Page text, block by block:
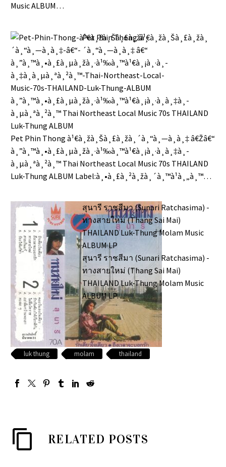
Music ALBUM…
Pet Phin Thong à¹€à¸žà¸Šà¸£à¸žà¸
´à¸“à¸—à¸­à¸‡ â€“
à¸”à¸™à¸•à¸£à¸µà¸žà¸·à¹‰à¸™à¹€à¸¡à¸·à¸­à¸‡à¸­
à¸µà¸ªà¸²à¸™ Thai Northeast Local Music 70s THAILAND
Luk-Thung ALBUM
Pet Phin Thong à¹€à¸žà¸Šà¸£à¸žà¸´à¸“à¸—à¸­à¸‡ â€Žâ€“
à¸”à¸™à¸•à¸£à¸µà¸žà¸·à¹‰à¸™à¹€à¸¡à¸·à¸­à¸‡à¸­
à¸µà¸ªà¸²à¸™ Thai Northeast Local Music 70s THAILAND
Luk-Thung ALBUM Label:à¸•à¸£à¸²à¸žà¸´à¸™à¹à¸„à¸™…
สุนารี ราชสีมา (Sunari Ratchasima) -
ทางสายใหม่ (Thang Sai Mai)
THAILAND Luk-Thung Molam Music
ALBUM LP
สุนารี ราชสีมา (Sunari Ratchasima) -
ทางสายใหม่ (Thang Sai Mai)
THAILAND Luk-Thung Molam Music
ALBUM LP…
luk thung molam thailand
RELATED POSTS